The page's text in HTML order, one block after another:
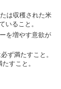
は収穫された米
いること。
ーを増やす意欲が
必ず満たすこと。
たすこと。